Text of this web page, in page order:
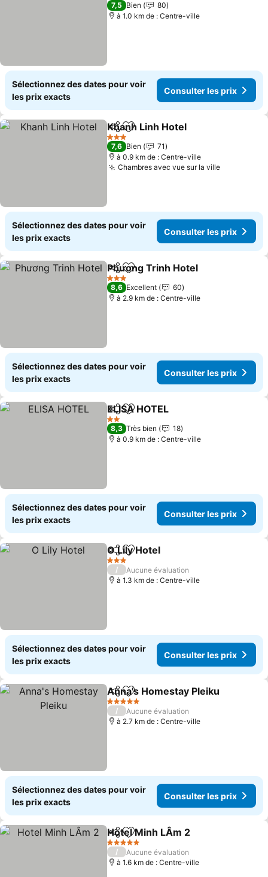
7,5 Bien
80
à 1.0 km de : Centre-ville
Sélectionnez des dates pour voir
les prix exacts
Consulter les prix
PartagerAjouter à mes favoris
Khanh Linh Hotel
3 Étoiles
7,6 Bien
71
à 0.9 km de : Centre-ville
Chambres avec vue sur la ville
Sélectionnez des dates pour voir
les prix exacts
Consulter les prix
PartagerAjouter à mes favoris
Phương Trinh Hotel
3 Étoiles
8,6 Excellent
60
à 2.9 km de : Centre-ville
Sélectionnez des dates pour voir
les prix exacts
Consulter les prix
PartagerAjouter à mes favoris
ELISA HOTEL
2 Étoiles
8,3 Très bien
18
à 0.9 km de : Centre-ville
Sélectionnez des dates pour voir
les prix exacts
Consulter les prix
PartagerAjouter à mes favoris
O Lily Hotel
3 Étoiles
/
Aucune évaluation
à 1.3 km de : Centre-ville
Sélectionnez des dates pour voir
les prix exacts
Consulter les prix
PartagerAjouter à mes favoris
Anna's Homestay Pleiku
5 Étoiles
/
Aucune évaluation
à 2.7 km de : Centre-ville
Sélectionnez des dates pour voir
les prix exacts
Consulter les prix
PartagerAjouter à mes favoris
Hotel Minh LÂm 2
5 Étoiles
/
Aucune évaluation
à 1.6 km de : Centre-ville